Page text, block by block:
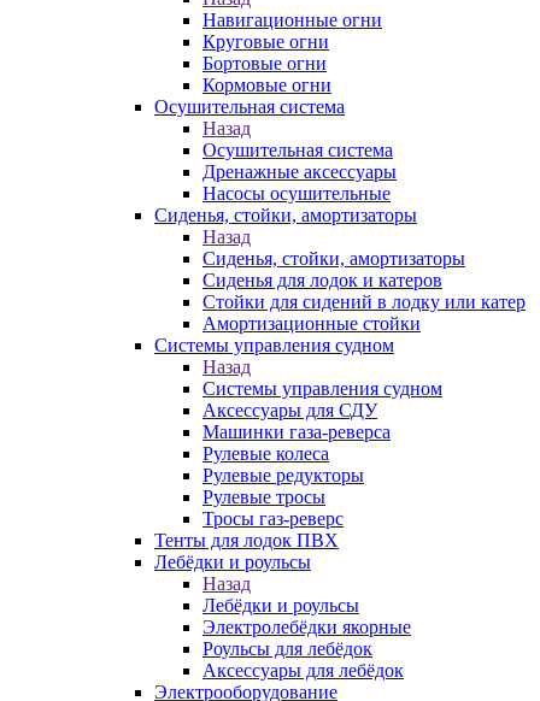
Навигационные огни
Круговые огни
Бортовые огни
Кормовые огни
Осушительная система
Назад
Осушительная система
Дренажные аксессуары
Насосы осушительные
Сиденья, стойки, амортизаторы
Назад
Сиденья, стойки, амортизаторы
Сиденья для лодок и катеров
Стойки для сидений в лодку или катер
Амортизационные стойки
Системы управления судном
Назад
Системы управления судном
Аксессуары для СДУ
Машинки газа-реверса
Рулевые колеса
Рулевые редукторы
Рулевые тросы
Тросы газ-реверс
Тенты для лодок ПВХ
Лебёдки и роульсы
Назад
Лебёдки и роульсы
Электролебёдки якорные
Роульсы для лебёдок
Аксессуары для лебёдок
Электрооборудование